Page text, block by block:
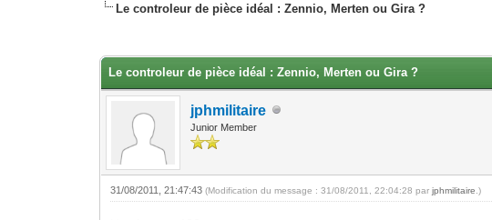
Le controleur de pièce idéal : Zennio, Merten ou Gira ?
Le controleur de pièce idéal : Zennio, Merten ou Gira ?
jphmilitaire
Junior Member
31/08/2011, 21:47:43(Modification du message : 31/08/2011, 22:04:28 parjphmilitaire .)